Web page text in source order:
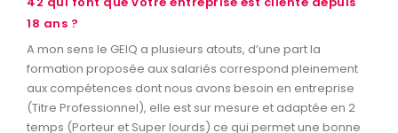
18 ans ?
A mon sens le GEIQ a plusieurs atouts, d’une part la
formation proposée aux salariés correspond pleinement
aux compétences dont nous avons besoin en entreprise
(Titre Professionnel), elle est sur mesure et adaptée en 2
temps (Porteur et Super lourds) ce qui permet une bonne